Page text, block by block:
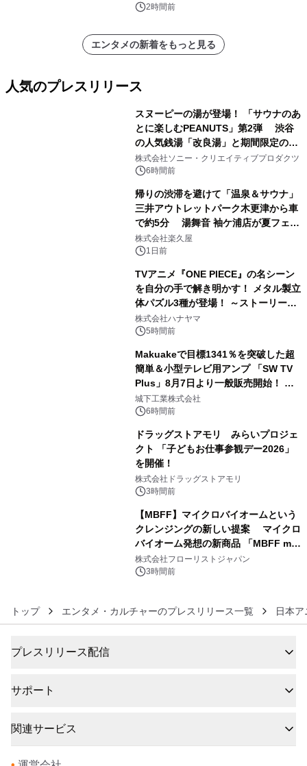
ン2時間前
エンタメの新着をもっと見る
人気のプレスリリース
スヌーピーの湯が登場！ 「サウナのあ
とに楽しむPEANUTS」第2弾 渋谷
の人気銭湯「改良湯」と期間限定のコ
ラボレーション サウナイキタイコラ
ボグッズも発売決定！
株式会社ソニー・クリエイティブプロダクツ
6時間前
帰りの渋滞を避けて「温泉＆サウナ」
三井アウトレットパーク木更津から車
で約5分 湯舞音 袖ケ浦店が夏フェア
メニューを提供
株式会社楽久屋
1日前
TVアニメ『ONE PIECE』の名シーン
を自分の手で解き明かす！ メタル製立
体パズル3種が登場！ ～ストーリーと
ギミックが融合した 大人の体験型パズ
ルが8月7日(金)12時より先行予約受付
株式会社ハナヤマ
5時間前
Makuakeで目標1341％を突破した超
簡単＆小型テレビ用アンプ 「SW TV
Plus」8月7日より一般販売開始！ ケ
ーブル1本つなぐだけ、テレビの音が
ぐっと豊かに
城下工業株式会社
6時間前
ドラッグストアモリ みらいプロジェ
クト 「子どもお仕事参観デー2026」
を開催！
株式会社ドラッグストアモリ
3時間前
【MBFF】マイクロバイオームという
クレンジングの新しい提案 マイクロ
バイオーム発想の新商品 「MBFF mb
クレンジングPRO」を2026年8月6日
発売
株式会社フローリストジャパン
3時間前
トップ エンタメ・カルチャーのプレスリリース一覧 日本
プレスリリース配信
サポート
関連サービス